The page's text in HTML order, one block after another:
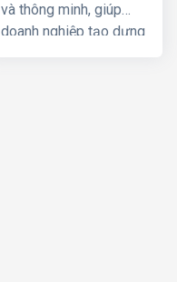
và thông minh, giúp
doanh nghiệp tạo dựng